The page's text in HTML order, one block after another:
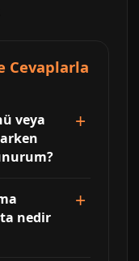
Cevaplarla
veya
nedir